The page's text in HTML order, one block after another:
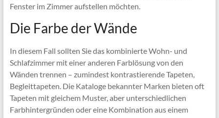
Fenster im Zimmer aufstellen möchten.
Die Farbe der Wände
In diesem Fall sollten Sie das kombinierte Wohn- und
Schlafzimmer mit einer anderen Farblösung von den
Wänden trennen – zumindest kontrastierende Tapeten,
Begleittapeten. Die Kataloge bekannter Marken bieten oft
Tapeten mit gleichem Muster, aber unterschiedlichen
Farbhintergründen oder eine Kombination aus einem